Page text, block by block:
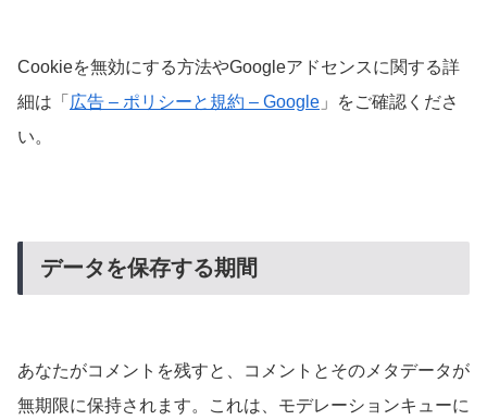
Cookieを無効にする方法やGoogleアドセンスに関する詳
細は「 広告 – ポリシーと規約 – Google 」をご確認くださ
い。
データを保存する期間
あなたがコメントを残すと、コメントとそのメタデータが
無期限に保持されます。これは、モデレーションキューに